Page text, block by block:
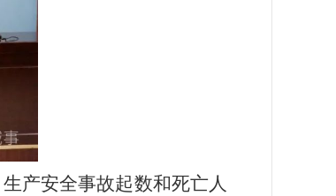
产安全事故起数和死亡人